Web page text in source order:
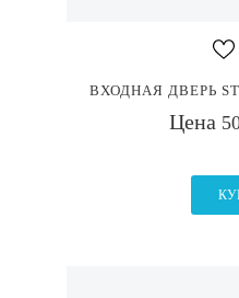
ВХОДНАЯ ДВЕРЬ
Цена